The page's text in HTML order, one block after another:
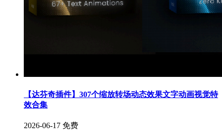
【达芬奇插件】307个缩放转场动态效果文字动画视觉特
效合集
2026-06-17 免费